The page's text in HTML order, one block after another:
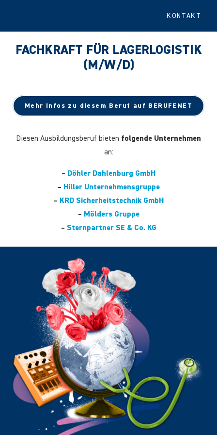
KONTAKT
FACHKRAFT FÜR LAGERLOGISTIK
(M/W/D)
Mehr Infos zu diesem Beruf auf BERUFENET
Diesen Ausbildungsberuf bieten folgende Unternehmen
an:
– Döhler Dahlenburg GmbH
– Hiller Unternehmensgruppe
– KRD Sicherheitstechnik GmbH
– Mölders Gruppe
– Sternpartner SE & Co. KG